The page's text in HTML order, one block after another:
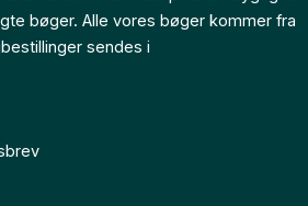
bøger. Alle vores bøger kommer fra
sendes i